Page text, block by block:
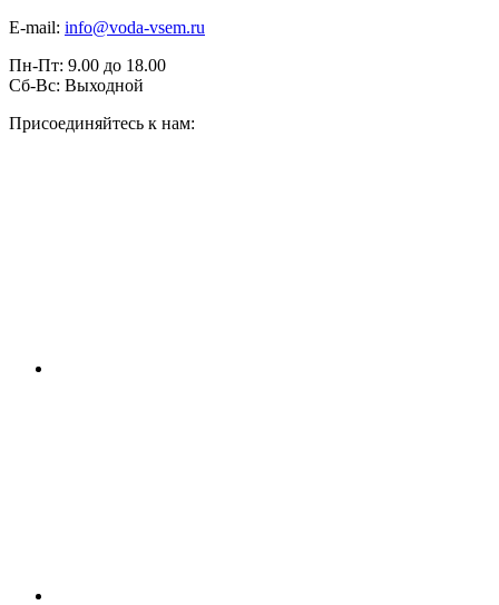
E-mail: info@voda-vsem.ru
Пн-Пт: 9.00 до 18.00
Сб-Вс: Выходной
Присоединяйтесь к нам: